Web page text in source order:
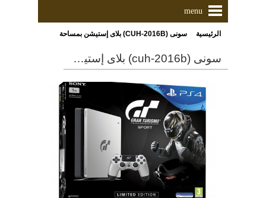
menu
الرئيسية سونى (CUH-2016B) بلاى إستيشن بمساحة 1000 جيجا بايت مزود بذراع تحكم + لعبة Killzone
سونى (cuh-2016b) بلاى إستيشن بمساحة 1000 جيجا بايت مزود بذراع تحكم + لعبة killzone